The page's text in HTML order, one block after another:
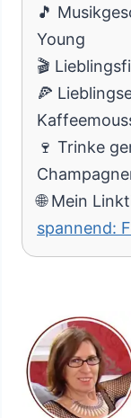
🎵
Young
🎬
🍕
🍷 Trinke
🌐 Mein
spannend: